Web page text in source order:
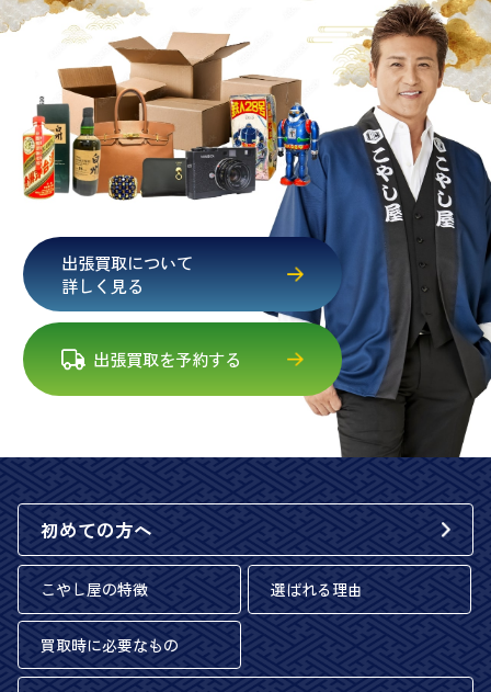
出張買取について
詳しく見る
出張買取を予約する
初めての方へ
こやし屋の特徴 選ばれる理由
買取時に必要なもの